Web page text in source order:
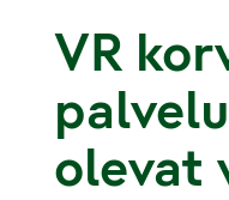
VR
olevat